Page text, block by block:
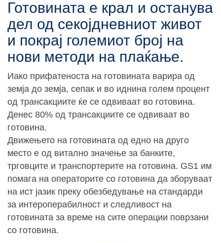
Готовината е крал и останува
дел од секојдневниот живот
и покрај големиот број на
нови методи на плаќање.
Иако прифатеноста на готовината варира од
земја до земја, сепак и во иднина голем процент
од трансакциите ќе се одвиваат во готовина.
Денес 80% од трансакциите се одвиваат во
готовина.
Движењето на готовината од едно на друго
место е од витално значење за банките,
трговците и транспортерите на готовина. GS1 им
помага на операторите со готовина да зборуваат
на ист јазик преку обезбедување на стандарди
за интероперабилност и следливост на
готовината за време на сите операции поврзани
со готовина.